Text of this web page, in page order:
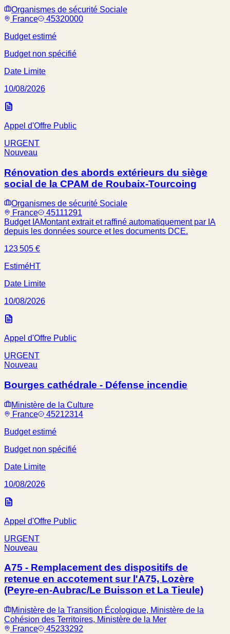
Organismes de sécurité Sociale
France
45320000
Budget estimé
Budget non spécifié
Date Limite
10/08/2026
Appel d'Offre Public
URGENT
Nouveau
Rénovation des abords extérieurs du siège
social de la CPAM de Roubaix-Tourcoing
Organismes de sécurité Sociale
France
45111291
Budget IAMontant extrait et raffiné automatiquement par IA
depuis les données source et les documents DCE.
123 505 €
EstiméHT
Date Limite
10/08/2026
Appel d'Offre Public
URGENT
Nouveau
Bourges cathédrale - Défense incendie
Ministère de la Culture
France
45212314
Budget estimé
Budget non spécifié
Date Limite
10/08/2026
Appel d'Offre Public
URGENT
Nouveau
A75 - Remplacement des dispositifs de
retenue en accotement sur l'A75, Lozère
(Peyre-en-Aubrac/Le Buisson et La Tieule)
Ministère de la Transition Écologique, Ministère de la
Cohésion des Territoires, Ministère de la Mer
France
45233292